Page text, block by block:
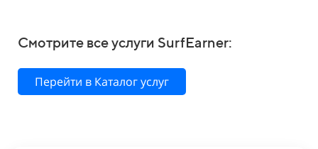
Смотрите все услуги SurfEarner:
Перейти в Каталог услуг